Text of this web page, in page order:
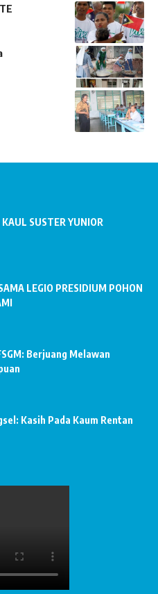
SUSTER YUNIOR
LEGIO PRESIDIUM POHON
Berjuang Melawan
Kasih Pada Kaum Rentan